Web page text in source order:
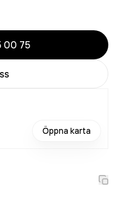
00 75
Öppna karta